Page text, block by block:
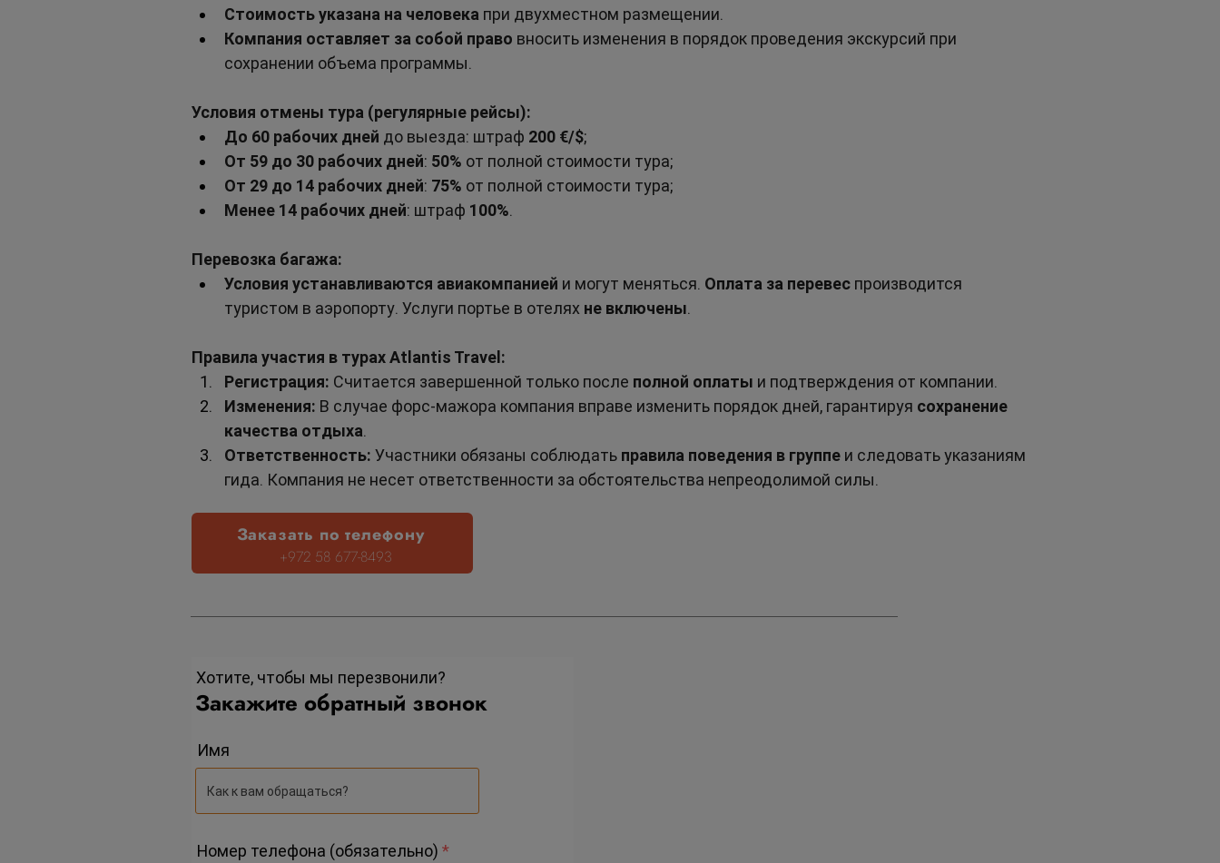
Стоимость указана на человека при двухместном размещении.
Компания оставляет за собой право вносить изменения в порядок проведения экскурсий при
сохранении объема программы.
Условия отмены тура (регулярные рейсы):
До 60 рабочих дней до выезда: штраф 200 €/$;
От 59 до 30 рабочих дней: 50% от полной стоимости тура;
От 29 до 14 рабочих дней: 75% от полной стоимости тура;
Менее 14 рабочих дней: штраф 100%.
Перевозка багажа:
Условия устанавливаются авиакомпанией и могут меняться. Оплата за перевес производится
туристом в аэропорту. Услуги портье в отелях не включены.
Правила участия в турах Atlantis Travel:
Регистрация: Считается завершенной только после полной оплаты и подтверждения от компании.
Изменения: В случае форс-мажора компания вправе изменить порядок дней, гарантируя сохранение
качества отдыха.
Ответственность: Участники обязаны соблюдать правила поведения в группе и следовать указаниям
гида. Компания не несет ответственности за обстоятельства непреодолимой силы.
Заказать по телефону
+972 58 677-8493
Хотите, чтобы мы перезвонили?
Закажите обратный звонок
Имя
Номер телефона (обязательно)